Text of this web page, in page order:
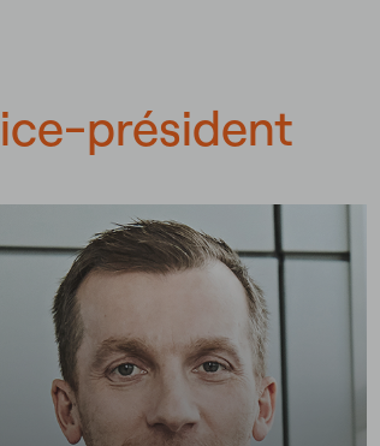
président